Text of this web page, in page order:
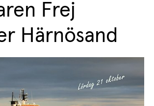
Frej
Härnösand